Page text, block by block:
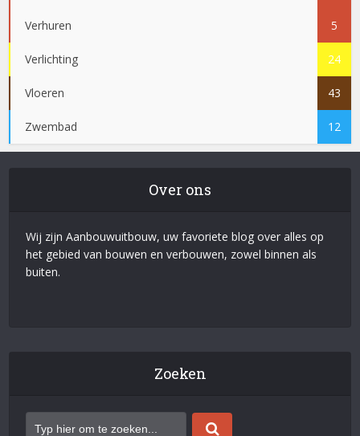
Verhuren 5
Verlichting 24
Vloeren 43
Zwembad 12
Over ons
Wij zijn Aanbouwuitbouw, uw favoriete blog over alles op
het gebied van bouwen en verbouwen, zowel binnen als
buiten.
Zoeken